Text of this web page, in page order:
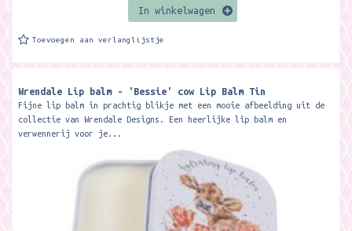
In winkelwagen
Toevoegen aan verlanglijstje
Wrendale Lip balm - 'Bessie' cow Lip Balm Tin
Fijne lip balm in prachtig blikje met een mooie afbeelding uit de
collectie van Wrendale Designs. Een heerlijke lip balm en
verwennerij voor je...